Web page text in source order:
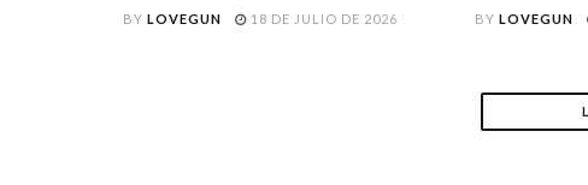
BY LOVEGUN 18 DE JULIO DE 2026 BY LOVEGUN